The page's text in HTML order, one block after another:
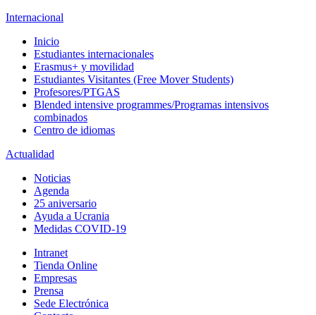
Internacional
Inicio
Estudiantes internacionales
Erasmus+ y movilidad
Estudiantes Visitantes (Free Mover Students)
Profesores/PTGAS
Blended intensive programmes/Programas intensivos
combinados
Centro de idiomas
Actualidad
Noticias
Agenda
25 aniversario
Ayuda a Ucrania
Medidas COVID-19
Intranet
Tienda Online
Empresas
Prensa
Sede Electrónica